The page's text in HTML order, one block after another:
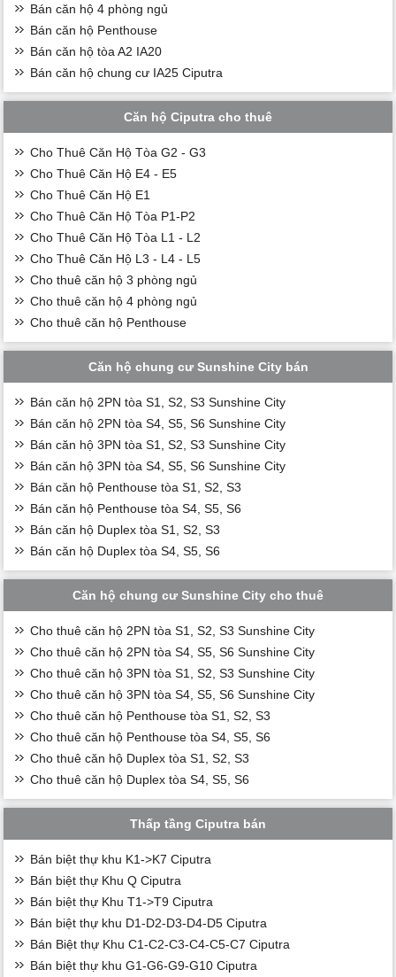
Bán căn hộ 4 phòng ngủ
Bán căn hộ Penthouse
Bán căn hộ tòa A2 IA20
Bán căn hộ chung cư IA25 Ciputra
Căn hộ Ciputra cho thuê
Cho Thuê Căn Hộ Tòa G2 - G3
Cho Thuê Căn Hộ E4 - E5
Cho Thuê Căn Hộ E1
Cho Thuê Căn Hộ Tòa P1-P2
Cho Thuê Căn Hộ Tòa L1 - L2
Cho Thuê Căn Hộ L3 - L4 - L5
Cho thuê căn hộ 3 phòng ngủ
Cho thuê căn hộ 4 phòng ngủ
Cho thuê căn hộ Penthouse
Căn hộ chung cư Sunshine City bán
Bán căn hộ 2PN tòa S1, S2, S3 Sunshine City
Bán căn hộ 2PN tòa S4, S5, S6 Sunshine City
Bán căn hộ 3PN tòa S1, S2, S3 Sunshine City
Bán căn hộ 3PN tòa S4, S5, S6 Sunshine City
Bán căn hộ Penthouse tòa S1, S2, S3
Bán căn hộ Penthouse tòa S4, S5, S6
Bán căn hộ Duplex tòa S1, S2, S3
Bán căn hộ Duplex tòa S4, S5, S6
Căn hộ chung cư Sunshine City cho thuê
Cho thuê căn hộ 2PN tòa S1, S2, S3 Sunshine City
Cho thuê căn hộ 2PN tòa S4, S5, S6 Sunshine City
Cho thuê căn hộ 3PN tòa S1, S2, S3 Sunshine City
Cho thuê căn hộ 3PN tòa S4, S5, S6 Sunshine City
Cho thuê căn hộ Penthouse tòa S1, S2, S3
Cho thuê căn hộ Penthouse tòa S4, S5, S6
Cho thuê căn hộ Duplex tòa S1, S2, S3
Cho thuê căn hộ Duplex tòa S4, S5, S6
Thấp tầng Ciputra bán
Bán biệt thự khu K1->K7 Ciputra
Bán biệt thự Khu Q Ciputra
Bán biệt thự Khu T1->T9 Ciputra
Bán biệt thự khu D1-D2-D3-D4-D5 Ciputra
Bán Biệt thự Khu C1-C2-C3-C4-C5-C7 Ciputra
Bán biệt thự khu G1-G6-G9-G10 Ciputra